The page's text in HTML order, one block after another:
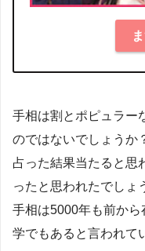
手相は割とポピュラー
のではないでしょうか
占った結果当たると思
ったと思われたでしょ
手相は5000年も前か
学でもあると言われて